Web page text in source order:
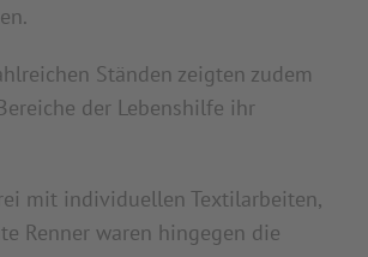
Ständen zeigten zudem
der Lebenshilfe ihr
mit individuellen Textilarbeiten,
Renner waren hingegen die